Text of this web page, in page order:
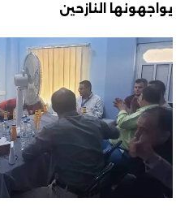
يواجهونها النازحين